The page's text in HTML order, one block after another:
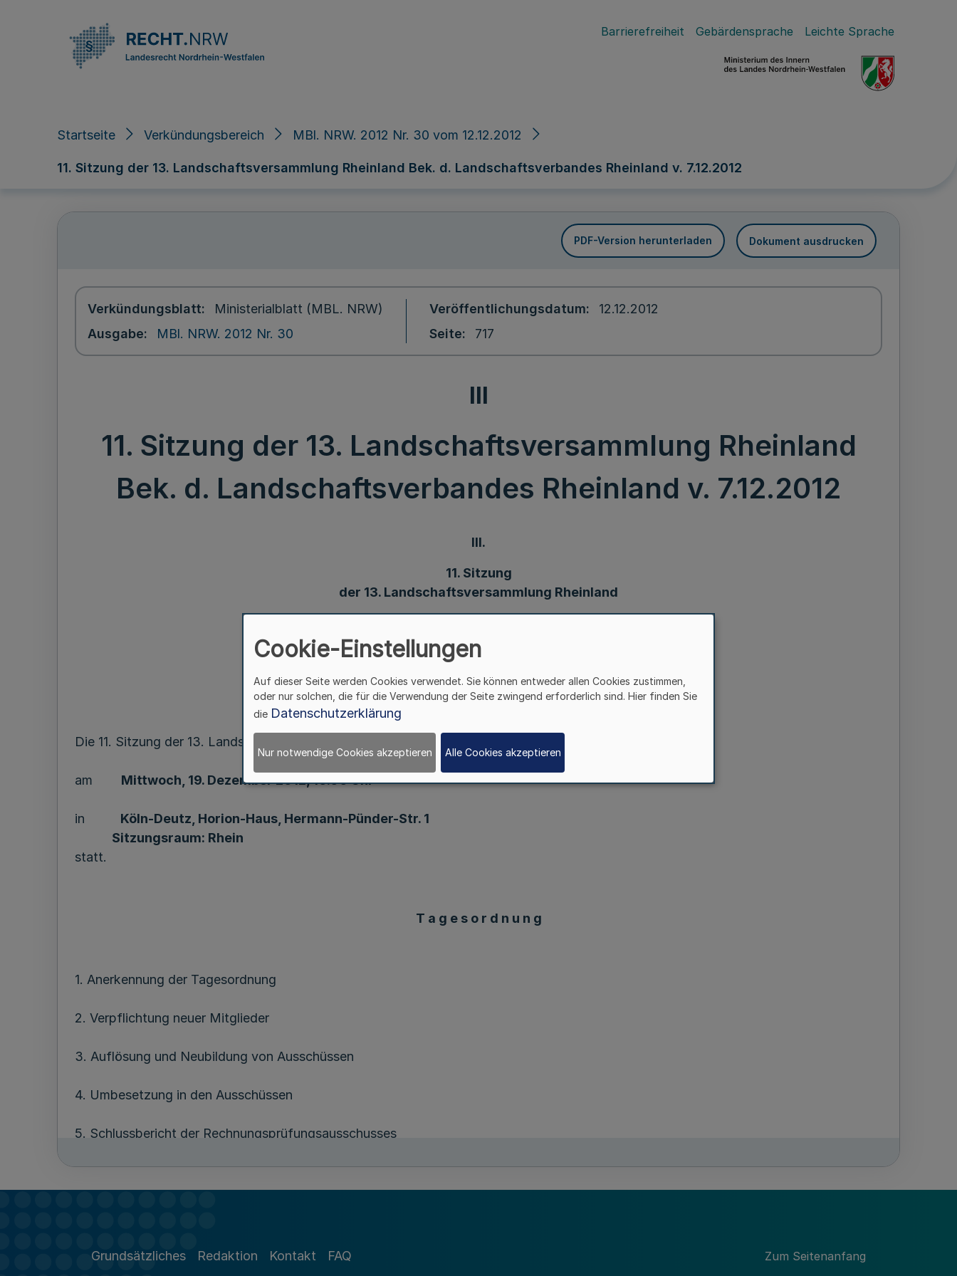
Barrierefreiheit Gebärdensprache Leichte Sprache
Startseite Verkündungsbereich MBl. NRW. 2012 Nr. 30 vom 12.12.2012
11. Sitzung der 13. Landschaftsversammlung Rheinland Bek. d. Landschaftsverbandes Rheinland v. 7.12.2012
PDF-Version herunterladen Dokument ausdrucken
Verkündungsblatt
Ministerialblatt (MBL. NRW)
Ausgabe
MBl. NRW. 2012 Nr. 30
Veröffentlichungsdatum
12.12.2012
Seite
717
III
11. Sitzung der 13. Landschaftsversammlung Rheinland
Bek. d. Landschaftsverbandes Rheinland v. 7.12.2012
III.
11. Sitzung
der 13. Landschaftsversammlung Rheinland
v. 7.12.2012
Die 11. Sitzung der 13. Landschaftsversammlung Rheinland findet
am Mittwoch, 19. Dezember 2012, 10.00 Uhr
in Köln-Deutz, Horion-Haus, Hermann-Pünder-Str. 1
Sitzungsraum: Rhein
statt.
T a g e s o r d n u n g
1. Anerkennung der Tagesordnung
2. Verpflichtung neuer Mitglieder
3. Auflösung und Neubildung von Ausschüssen
4. Umbesetzung in den Ausschüssen
5. Schlussbericht der Rechnungsprüfungsausschusses
6. Feststellung des Jahresabschlusses für das Haushaltsjahr 2011 des Landschaftsverbandes Rheinland, Beschluss über die Verwendung
des Jahresüberschusses und Entlastung der LVR-Direktorin
Grundsätzliches Redaktion Kontakt FAQ Zum Seitenanfang
Cookie-Einstellungen
Auf dieser Seite werden Cookies verwendet. Sie können entweder allen Cookies zustimmen,
oder nur solchen, die für die Verwendung der Seite zwingend erforderlich sind. Hier finden Sie
die Datenschutzerklärung
Nur notwendige Cookies akzeptieren Alle Cookies akzeptieren